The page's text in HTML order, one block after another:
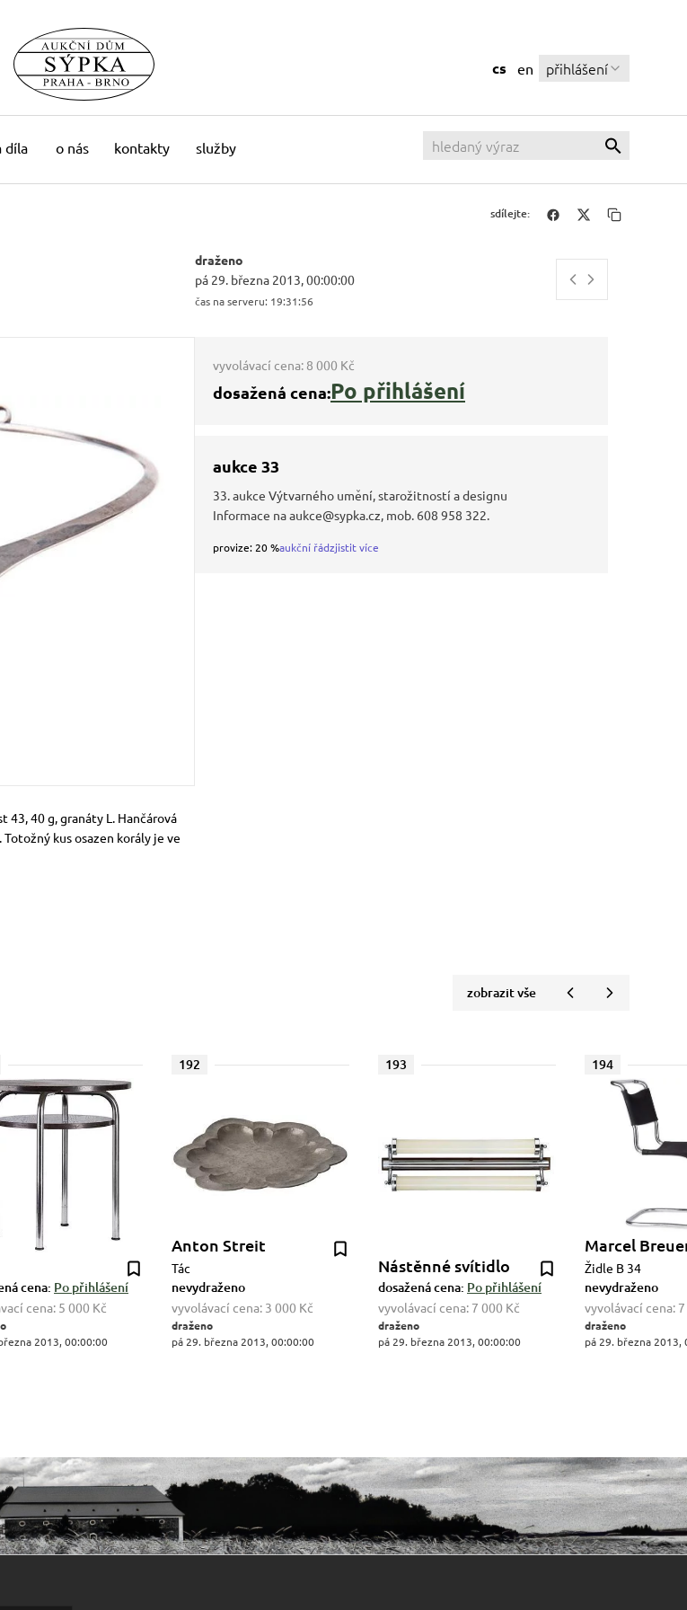
díla o nás kontakty služby
cs en přihlášení
sdílejte:
draženo
pá 29. března 2013, 00:00:00
čas na serveru: 19:31:57
43, 40 g, granáty L. Hančárová
kus osazen korály je ve
vyvolávací cena: 8 000 Kč
dosažená cena:Po přihlášení
aukce 33
33. aukce Výtvarného umění, starožitností a designu
Informace na aukce@sypka.cz, mob. 608 958 322.
provize: 20 %aukční řádzjistit více
zobrazit vše
cena: Po přihlášení
cena: 5 000 Kč
2013, 00:00:00
192
Anton Streit
Tác
nevydraženo
vyvolávací cena: 3 000 Kč
draženo
pá 29. března 2013, 00:00:00
193
Nástěnné svítidlo
dosažená cena: Po přihlášení
vyvolávací cena: 7 000 Kč
draženo
pá 29. března 2013, 00:00:00
194
Marcel
Židle B 34
nevydraženo
vyvolávací cena:
draženo
pá 29. března 2013,